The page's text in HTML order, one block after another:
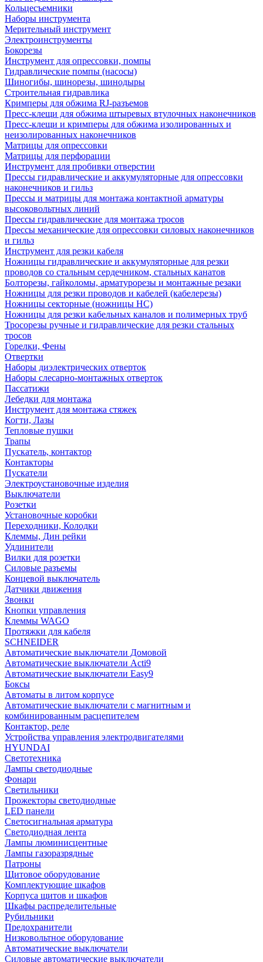
Кольцесъемники
Наборы инструмента
Мерительный инструмент
Электроинструменты
Бокорезы
Инструмент для опрессовки, помпы
Гидравлические помпы (насосы)
Шиногибы, шинорезы, шинодыры
Строительная гидравлика
Кримперы для обжима RJ-разъемов
Пресс-клещи для обжима штыревых втулочных наконечников
Пресс-клещи и кримперы для обжима изолированных и
неизолированных наконечников
Матрицы для опрессовки
Матрицы для перфорации
Инструмент для пробивки отверстии
Прессы гидравлические и аккумуляторные для опрессовки
наконечников и гильз
Прессы и матрицы для монтажа контактной арматуры
высоковольтных линий
Прессы гидравлические для монтажа тросов
Прессы механические для опрессовки силовых наконечников
и гильз
Инструмент для резки кабеля
Ножницы гидравлические и аккумуляторные для резки
проводов со стальным сердечником, стальных канатов
Болторезы, гайколомы, арматурорезы и монтажные резаки
Ножницы для резки проводов и кабелей (кабелерезы)
Ножницы секторные (ножницы НС)
Ножницы для резки кабельных каналов и полимерных труб
Тросорезы ручные и гидравлические для резки стальных
тросов
Горелки, Фены
Отвертки
Наборы диэлектрических отверток
Наборы слесарно-монтажных отверток
Пассатижи
Лебедки для монтажа
Инструмент для монтажа стяжек
Когти, Лазы
Тепловые пушки
Трапы
Пускатель, контактор
Контакторы
Пускатели
Электроустановочные изделия
Выключатели
Розетки
Установочные коробки
Переходники, Колодки
Клеммы, Дин рейки
Удлинители
Вилки для розетки
Силовые разъемы
Концевой выключатель
Датчики движения
Звонки
Кнопки управления
Клеммы WAGO
Протяжки для кабеля
SCHNEIDER
Автоматические выключатели Домовой
Автоматические выключатели Acti9
Автоматические выключатели Easy9
Боксы
Автоматы в литом корпусе
Автоматические выключатели с магнитным и
комбинированным расцепителем
Контактор, реле
Устройства управления электродвигателями
HYUNDAI
Светотехника
Лампы светодиодные
Фонари
Светильники
Прожекторы светодиодные
LED панели
Светосигнальная арматура
Светодиодная лента
Лампы люминисцентные
Лампы газоразрядные
Патроны
Щитовое оборудование
Комплектующие шкафов
Корпуса щитов и шкафов
Шкафы распределительные
Рубильники
Предохранители
Низковольтное оборудование
Автоматические выключатели
Силовые автоматические выключатели